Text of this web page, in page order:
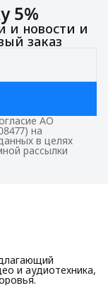
5%
и новости и
заказ
АО
на
в целях
рассылки
и аудиотехника,